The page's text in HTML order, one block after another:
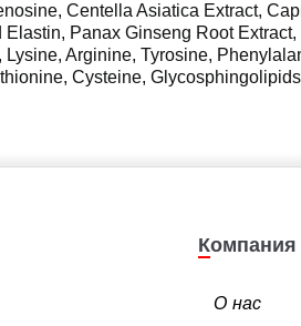
Centella Asiatica Extract,
Panax Ginseng Root
Arginine, Tyrosine,
Cysteine, Glycosphingolipids
Компания
О нас